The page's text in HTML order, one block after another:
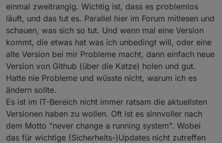
einmal zweitrangig. Wichtig ist, dass es problemlos
läuft, und das tut es. Parallel hier im Forum mitlesen und
schauen, was sich so tut. Und wenn mal eine Version
kommt, die etwas hat was ich unbedingt will, oder eine
alte Version bei mir Probleme macht, dann einfach neue
Version von Github (über die Katze) holen und gut.
Hatte nie Probleme und wüsste nicht, warum ich es
ändern sollte.
Es ist im IT-Bereich nicht immer ratsam die aktuellsten
Versionen haben zu wollen. Oft ist es sinnvoller nach
dem Motto "never change a running system". Wobei
das für wichtige (Sicherheits-)Updates nicht zutreffen